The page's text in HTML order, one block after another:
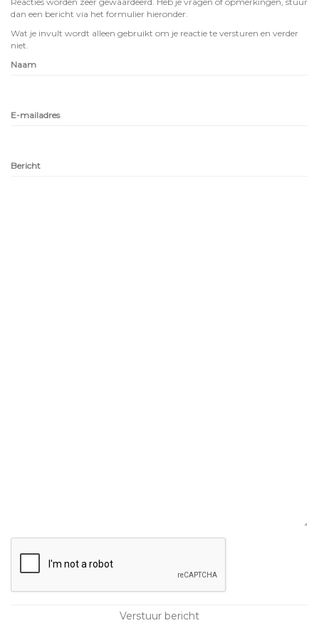
dan een bericht via het formulier hieronder.
Wat je invult wordt alleen gebruikt om je reactie te versturen en verder
niet.
Naam
E-mailadres
Bericht